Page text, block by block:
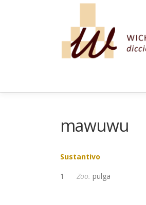
mawuwu
Sustantivo
1 Zoo. pulga